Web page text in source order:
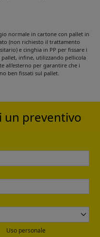
normale in cartone con pallet in
(non richiesto il trattamento
e cinghia in PP per fissare i
pallet, infine, utilizzando pellicola
all'esterno per garantire che i
ben fissati sul pallet.
information,the
un preventivo
Uso personale